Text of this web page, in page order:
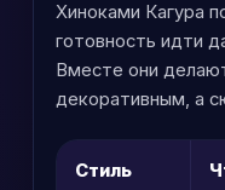
Хиноками Кагура
готовность идти
Вместе они
декоративным, а
Стиль